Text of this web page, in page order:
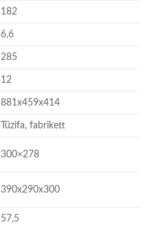
182
6,6
285
12
881x459x414
Tüzifa, fabrikett
300×278
390x290x300
57,5